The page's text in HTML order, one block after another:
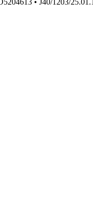
• J40/1203/